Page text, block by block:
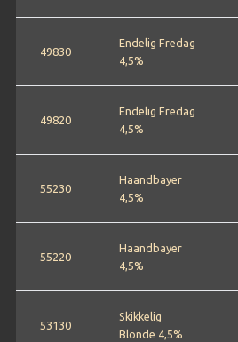
49830
Endelig Fredag
4,5%
49820
Endelig Fredag
4,5%
55230
Haandbayer
4,5%
55220
Haandbayer
4,5%
53130
Skikkelig
Blonde 4,5%